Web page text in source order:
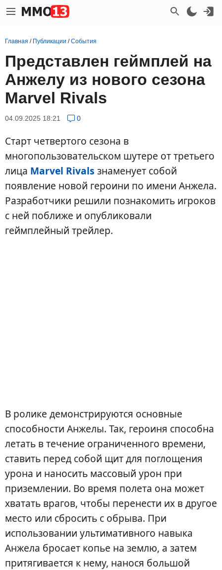
Главная / Публикации /События
Представлен геймплей на
Анжелу из нового сезона
Marvel Rivals
04.09.2025 18:21 0
Старт четвертого сезона в
многопользовательском шутере от третьего
лица Marvel Rivals знаменует собой
появление новой героини по имени Анжела.
Разработчики решили познакомить игроков
с ней поближе и опубликовали
геймплейный трейлер.
В ролике демонстрируются основные
способности Анжелы. Так, героиня способна
летать в течение ограниченного времени,
ставить перед собой щит для поглощения
урона и наносить массовый урон при
приземлении. Во время полета она может
хватать врагов, чтобы перенести их в другое
место или сбросить с обрыва. При
использовании ультимативного навыка
Анжела бросает копье на землю, а затем
притягивается к нему, нанося большой